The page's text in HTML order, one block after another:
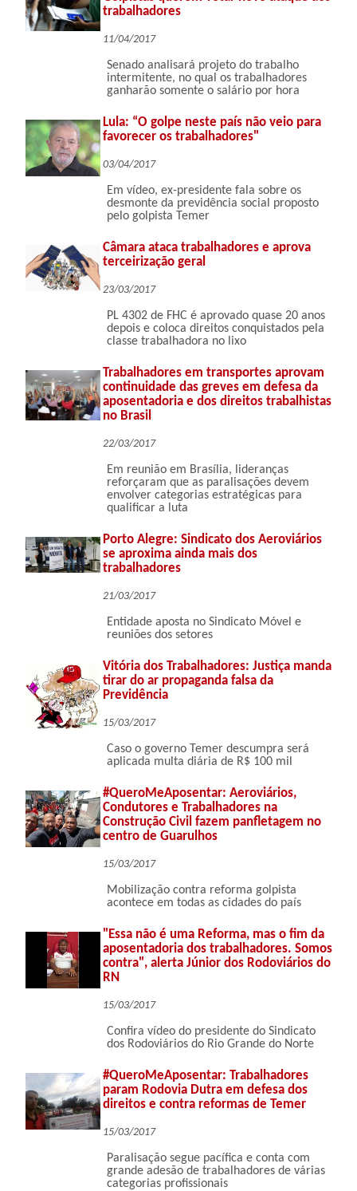
trabalhadores
11/04/2017
Senado analisará projeto do trabalho
intermitente, no qual os trabalhadores
ganharão somente o salário por hora
Lula: “O golpe neste país não veio para
favorecer os trabalhadores"
03/04/2017
Em vídeo, ex-presidente fala sobre os
desmonte da previdência social proposto
pelo golpista Temer
Câmara ataca trabalhadores e aprova
terceirização geral
23/03/2017
PL 4302 de FHC é aprovado quase 20 anos
depois e coloca direitos conquistados pela
classe trabalhadora no lixo
Trabalhadores em transportes aprovam
continuidade das greves em defesa da
aposentadoria e dos direitos trabalhistas
no Brasil
22/03/2017
Em reunião em Brasília, lideranças
reforçaram que as paralisações devem
envolver categorias estratégicas para
qualificar a luta
Porto Alegre: Sindicato dos Aeroviários
se aproxima ainda mais dos
trabalhadores
21/03/2017
Entidade aposta no Sindicato Móvel e
reuniões dos setores
Vitória dos Trabalhadores: Justiça manda
tirar do ar propaganda falsa da
Previdência
15/03/2017
Caso o governo Temer descumpra será
aplicada multa diária de R$ 100 mil
#QueroMeAposentar: Aeroviários,
Condutores e Trabalhadores na
Construção Civil fazem panfletagem no
centro de Guarulhos
15/03/2017
Mobilização contra reforma golpista
acontece em todas as cidades do país
"Essa não é uma Reforma, mas o fim da
aposentadoria dos trabalhadores. Somos
contra", alerta Júnior dos Rodoviários do
RN
15/03/2017
Confira vídeo do presidente do Sindicato
dos Rodoviários do Rio Grande do Norte
#QueroMeAposentar: Trabalhadores
param Rodovia Dutra em defesa dos
direitos e contra reformas de Temer
15/03/2017
Paralisação segue pacífica e conta com
grande adesão de trabalhadores de várias
categorias profissionais